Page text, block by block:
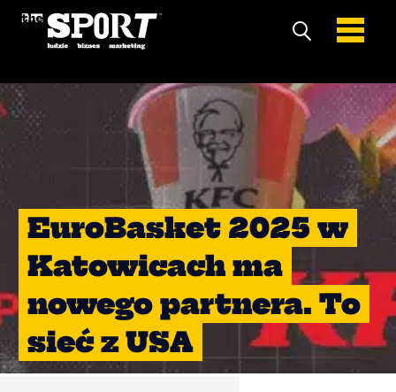
EuroBasket 2025 w
Katowicach ma
nowego partnera. To
sieć z USA